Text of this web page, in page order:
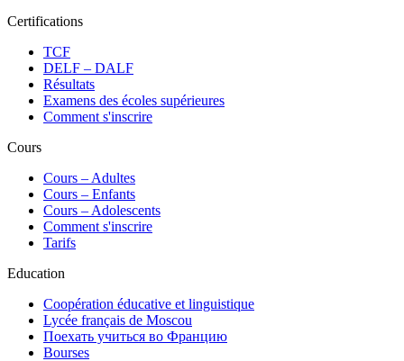
Certifications
TCF
DELF – DALF
Résultats
Examens des écoles supérieures
Comment s'inscrire
Cours
Сours – Adultes
Cours – Enfants
Cours – Adolescents
Comment s'inscrire
Tarifs
Education
Coopération éducative et linguistique
Lycée français de Moscou
Поехать учиться во Францию
Bourses